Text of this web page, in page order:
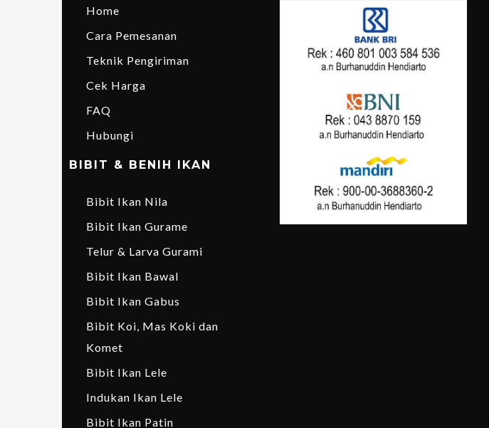
Home
Cara Pemesanan
Teknik Pengiriman
Cek Harga
FAQ
Hubungi
BIBIT & BENIH IKAN
Bibit Ikan Nila
Bibit Ikan Gurame
Telur & Larva Gurami
Bibit Ikan Bawal
Bibit Ikan Gabus
Bibit Koi, Mas Koki dan
Komet
Bibit Ikan Lele
Indukan Ikan Lele
Bibit Ikan Patin